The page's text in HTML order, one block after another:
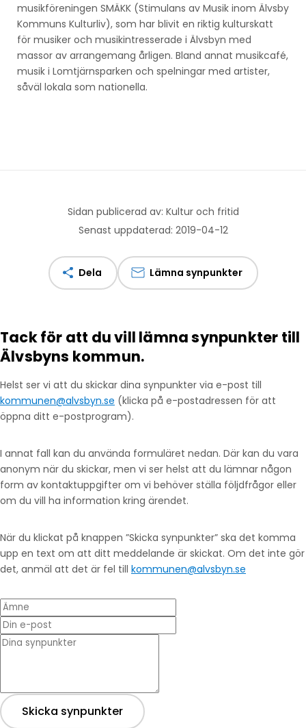
musikföreningen SMÄKK (Stimulans av Musik inom Älvsby
Kommuns Kulturliv), som har blivit en riktig kulturskatt
för musiker och musikintresserade i Älvsbyn med
massor av arrangemang årligen. Bland annat musikcafé,
musik i Lomtjärnsparken och spelningar med artister,
såväl lokala som nationella.
Sidan publicerad av: Kultur och fritid
Senast uppdaterad: 2019-04-12
Dela Lämna synpunkter
Tack för att du vill lämna synpunkter till
Älvsbyns kommun.
Helst ser vi att du skickar dina synpunkter via e-post till
kommunen@alvsbyn.se (klicka på e-postadressen för att
öppna ditt e-postprogram).
I annat fall kan du använda formuläret nedan. Där kan du vara
anonym när du skickar, men vi ser helst att du lämnar någon
form av kontaktuppgifter om vi behöver ställa följdfrågor eller
om du vill ha information kring ärendet.
När du klickat på knappen ”Skicka synpunkter” ska det komma
upp en text om att ditt meddelande är skickat. Om det inte gör
det, anmäl att det är fel till kommunen@alvsbyn.se
Ämne
Din e-post
* Dina synpunkter
Skicka synpunkter